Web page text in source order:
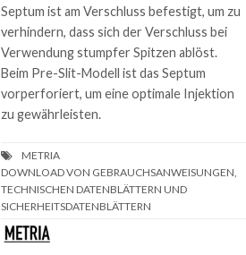
Septum ist am Verschluss befestigt, um zu
verhindern, dass sich der Verschluss bei
Verwendung stumpfer Spitzen ablöst.
Beim Pre-Slit-Modell ist das Septum
vorperforiert, um eine optimale Injektion
zu gewährleisten.
DOWNLOAD VON GEBRAUCHSANWEISUNGEN,
TECHNISCHEN DATENBLÄTTERN UND
SICHERHEITSDATENBLÄTTERN